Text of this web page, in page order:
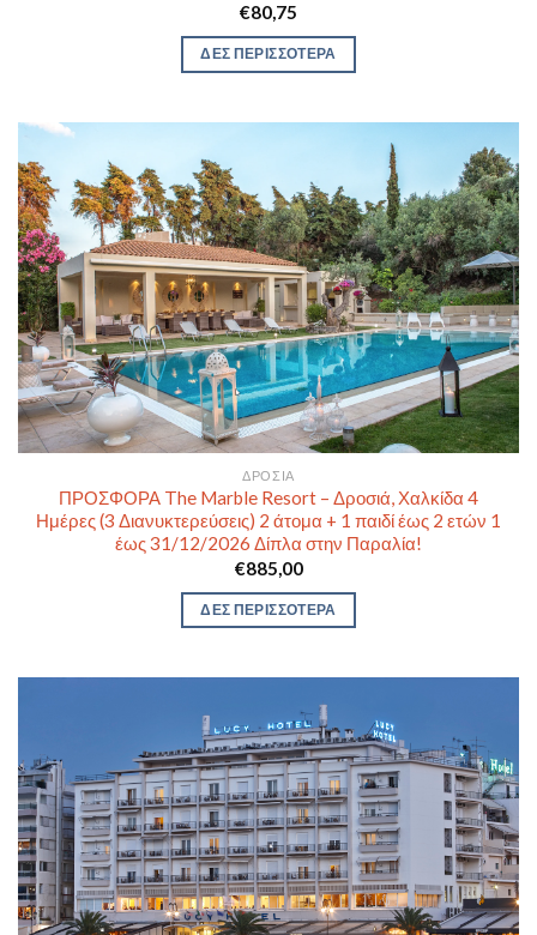
€80,75
ΔΕΣ ΠΕΡΙΣΣΟΤΕΡΑ
ΔΡΟΣΙΆ
ΠΡΟΣΦΟΡΑ The Marble Resort – Δροσιά, Χαλκίδα 4
Ημέρες (3 Διανυκτερεύσεις) 2 άτομα + 1 παιδί έως 2 ετών 1
έως 31/12/2026 Δίπλα στην Παραλία!
€885,00
ΔΕΣ ΠΕΡΙΣΣΟΤΕΡΑ